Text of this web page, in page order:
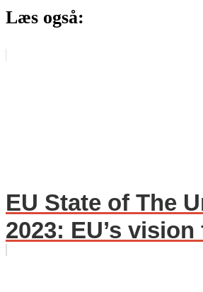
Læs også:
EU State of The
2023: EU’s vision